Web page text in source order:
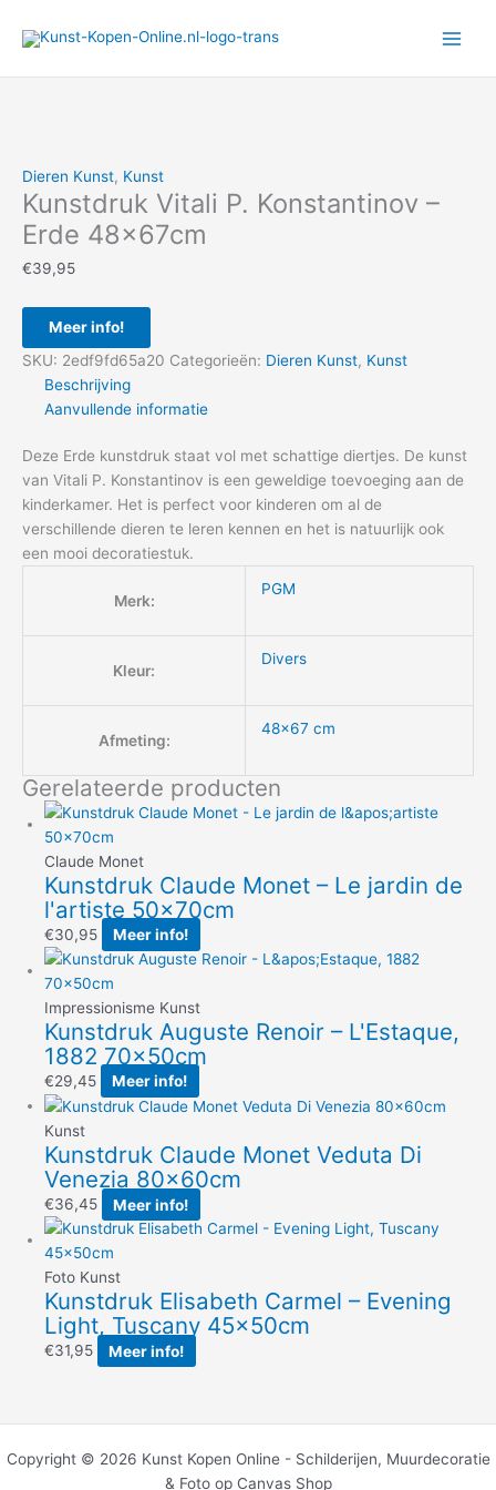
naar
Dieren Kunst, Kunst
Kunstdruk Vitali P. Konstantinov –
Erde 48x67cm
€39,95
Meer info!
SKU: 2edf9fd65a20 Categorieën: Dieren Kunst, Kunst
Beschrijving
Aanvullende informatie
Deze Erde kunstdruk staat vol met schattige diertjes. De kunst
van Vitali P. Konstantinov is een geweldige toevoeging aan de
kinderkamer. Het is perfect voor kinderen om al de
verschillende dieren te leren kennen en het is natuurlijk ook
een mooi decoratiestuk.
Merk:
PGM
Kleur:
Divers
Afmeting:
48×67 cm
Gerelateerde producten
Claude Monet
Kunstdruk Claude Monet – Le jardin de
l'artiste 50x70cm
€30,95 Meer info!
Impressionisme Kunst
Kunstdruk Auguste Renoir – L'Estaque,
1882 70x50cm
€29,45 Meer info!
Kunst
Kunstdruk Claude Monet Veduta Di
Venezia 80x60cm
€36,45 Meer info!
Foto Kunst
Kunstdruk Elisabeth Carmel – Evening
Light, Tuscany 45x50cm
€31,95 Meer info!
Copyright © 2026 Kunst Kopen Online - Schilderijen, Muurdecoratie
& Foto op Canvas Shop